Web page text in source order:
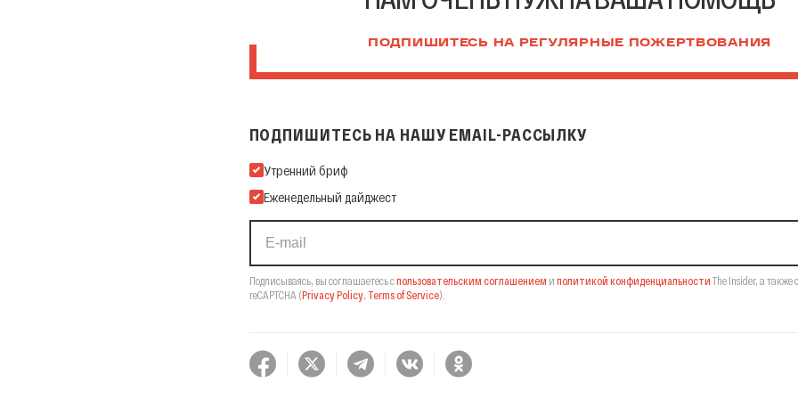
ПОДПИШИТЕСЬ НА РЕГУЛЯРНЫЕ ПОЖЕРТВОВАНИЯ
ПОДПИШИТЕСЬ НА НАШУ EMAIL-РАССЫЛКУ
Подпишитесь на нашу Email-рассылку
Утренний бриф
Еженедельный дайджест
Подписываясь, вы соглашаетесь спользовательским соглашением и политикой конфиденциальности The Insider, а также
reCAPTCHA (Privacy Policy, Terms of Service).